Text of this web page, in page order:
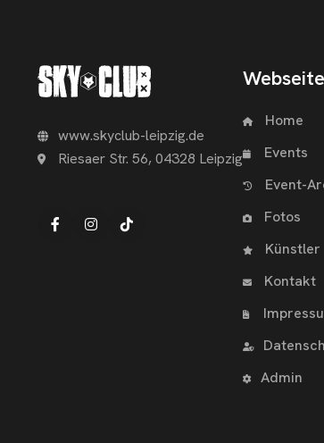
www.skyclub-leipzig.de
Riesaer Str. 56, 04328 Leipzig
Webseite
Home
Events
Event-
Fotos
Künstler
Kontakt
Admin